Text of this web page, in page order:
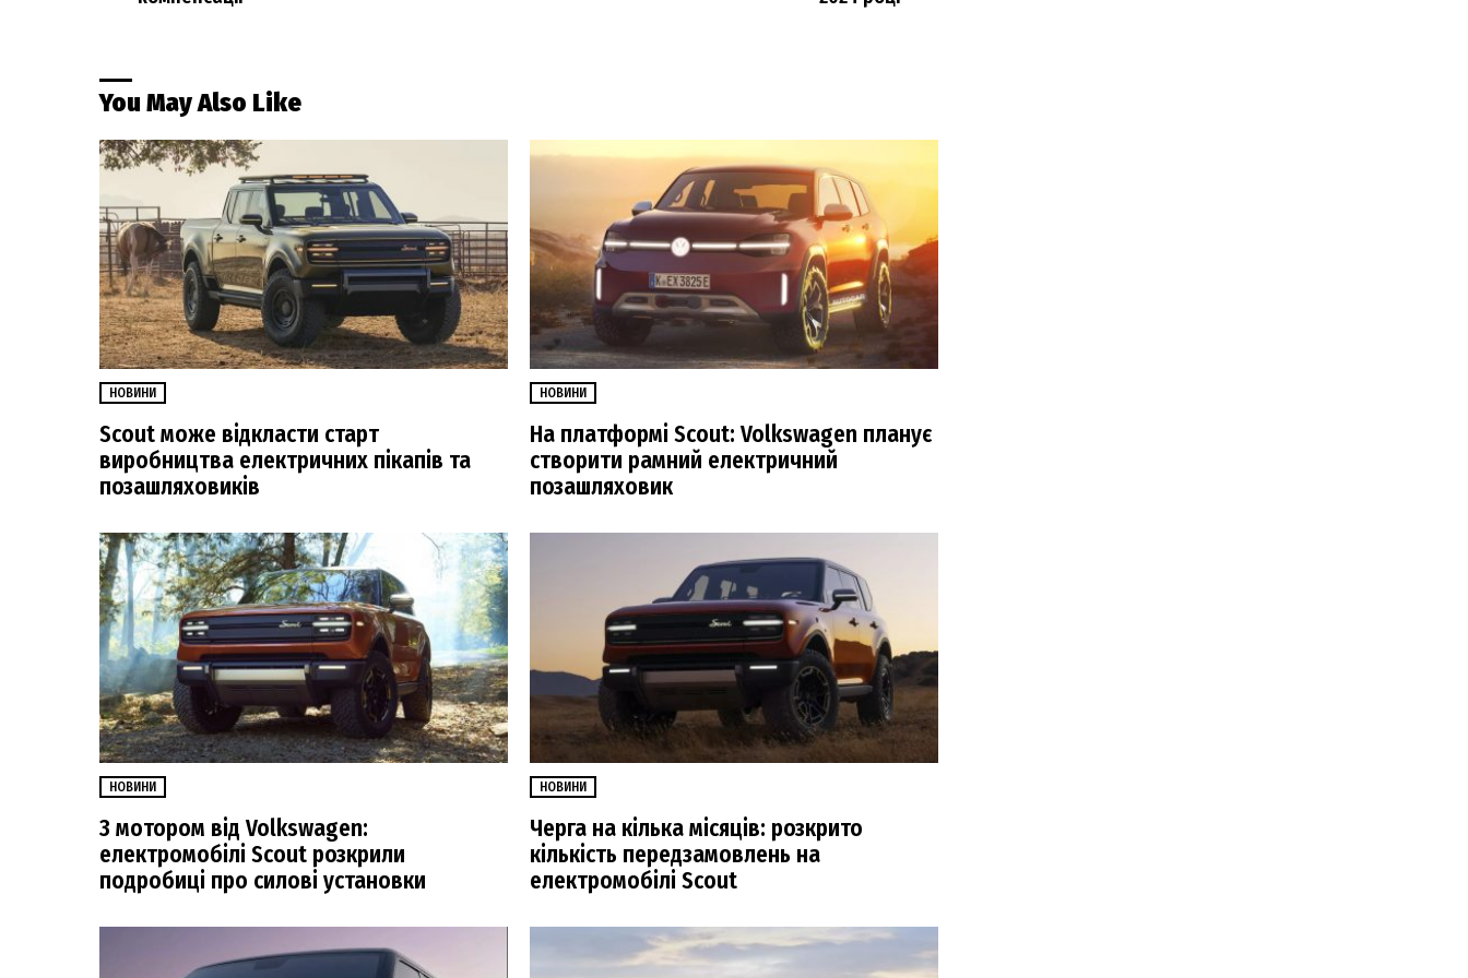
You May Also Like
НОВИНИ
Scout може відкласти старт
виробництва електричних пікапів та
позашляховиків
НОВИНИ
На платформі Scout: Volkswagen планує
створити рамний електричний
позашляховик
НОВИНИ
З мотором від Volkswagen:
електромобілі Scout розкрили
подробиці про силові установки
НОВИНИ
Черга на кілька місяців: розкрито
кількість передзамовлень на
електромобілі Scout